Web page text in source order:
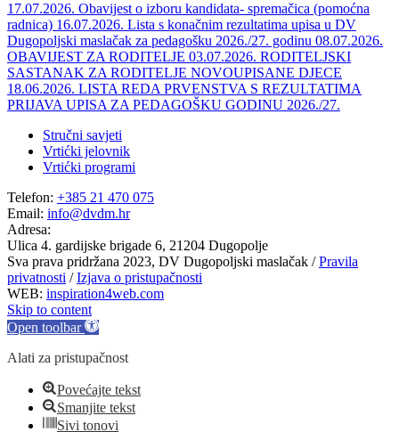
17.07.2026. Obavijest o izboru kandidata- spremačica (pomoćna
radnica) 16.07.2026. Lista s konačnim rezultatima upisa u DV
Dugopoljski maslačak za pedagošku 2026./27. godinu 08.07.2026.
OBAVIJEST ZA RODITELJE 03.07.2026. RODITELJSKI
SASTANAK ZA RODITELJE NOVOUPISANE DJECE
18.06.2026. LISTA REDA PRVENSTVA S REZULTATIMA
PRIJAVA UPISA ZA PEDAGOŠKU GODINU 2026./27.
Stručni savjeti
Vrtićki jelovnik
Vrtićki programi
Telefon: +385 21 470 075
Email: info@dvdm.hr
Adresa:
Ulica 4. gardijske brigade 6, 21204 Dugopolje
Sva prava pridržana 2023, DV Dugopoljski maslačak /Pravila
privatnosti /Izjava o pristupačnosti
WEB: inspiration4web.com
Skip to content
Open toolbar
Alati za pristupačnost
Povećajte tekst
Smanjite tekst
Sivi tonovi